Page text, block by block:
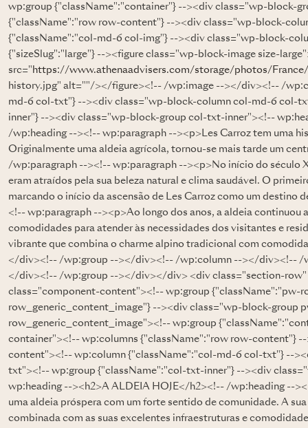
wp:group {"className":"container"} --><div class="wp-block-
{"className":"row row-content"} --><div class="wp-block-
{"className":"col-md-6 col-img"} --><div class="wp-block-
{"sizeSlug":"large"} --><figure class="wp-block-image size-
src=" https://www.athenaadvisers.com/storage/photos/
history.jpg" alt=""/></figure><!-- /wp:image --></div><!-- /
md-6 col-txt"} --><div class="wp-block-column col-md-6 col-
inner"} --><div class="wp-block-group col-txt-inner"><!--
/wp:heading --><!-- wp:paragraph --><p>Les Carroz tem uma
Originalmente uma aldeia agrícola, tornou-se mais tarde um
/wp:paragraph --><!-- wp:paragraph --><p>No início do século
eram atraídos pela sua beleza natural e clima saudável. O
marcando o início da ascensão de Les Carroz como um
<!-- wp:paragraph --><p>Ao longo dos anos, a aldeia continuou
comodidades para atender às necessidades dos visitantes e
vibrante que combina o charme alpino tradicional com
</div><!-- /wp:group --></div><!-- /wp:column --></div><!-- /
</div><!-- /wp:group --></div></div> <div class="section-row"
class="component-content"><!-- wp:group {"className":"pw-
row_generic_content_image"} --><div class="wp-block-group
row_generic_content_image"><!-- wp:group
container"><!-- wp:columns {"className":"row row-content"}
content"><!-- wp:column {"className":"col-md-6 col-txt"} --
txt"><!-- wp:group {"className":"col-txt-inner"} --><div
wp:heading --><h2>A ALDEIA HOJE</h2><!-- /wp:heading --
uma aldeia próspera com um forte sentido de comunidade. A
combinada com as suas excelentes infraestruturas e